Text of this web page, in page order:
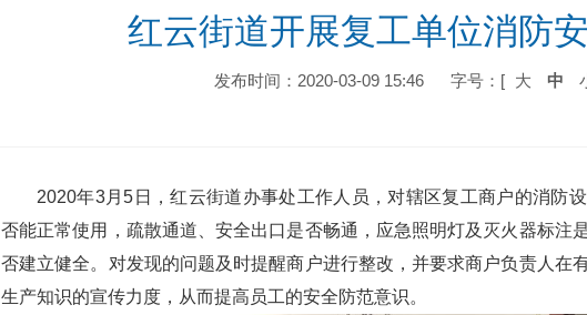
红云街道开展复工单位消防
发布时间：2020-03-09 15:46 字号：[ 大 中
2020年3月5日，红云街道办事处工作人员，对辖区复工商户的消防
否能正常使用，疏散通道、安全出口是否畅通，应急照明灯及灭火器标注
否建立健全。对发现的问题及时提醒商户进行整改，并要求商户负责人在
生产知识的宣传力度，从而提高员工的安全防范意识。